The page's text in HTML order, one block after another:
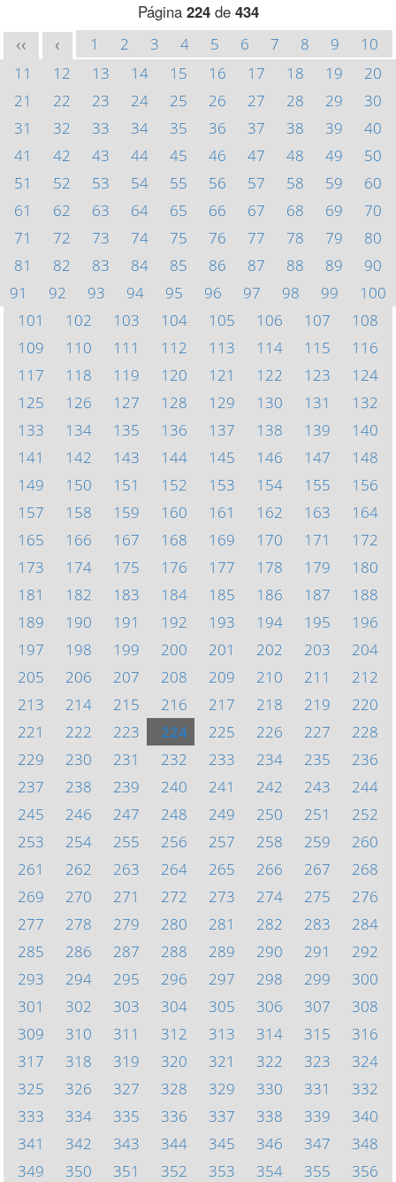
Página 224de 434
<< < 1 2 3 4 5 6 7 8 9
10
11
12 13 14 15 16 17 18 19
20
21
22 23 24 25 26 27 28 29
30
31
32 33 34 35 36 37 38 39
40
41
42 43 44 45 46 47 48 49
50
51
52 53 54 55 56 57 58 59
60
61
62 63 64 65 66 67 68 69
70
71
72 73 74 75 76 77 78 79
80
81
82 83 84 85 86 87 88 89
90
91
92 93 94 95 96 97 98 99
100
101
102 103 104 105 106 107
108
109
110 111 112 113 114 115
116
117
118 119 120 121 122 123
124
125
126 127 128 129 130 131
132
133
134 135 136 137 138 139
140
141
142 143 144 145 146 147
148
149
150 151 152 153 154 155
156
157
158 159 160 161 162 163
164
165
166 167 168 169 170 171
172
173
174 175 176 177 178 179
180
181
182 183 184 185 186 187
188
189
190 191 192 193 194 195
196
197
198 199 200 201 202 203
204
205
206 207 208 209 210 211
212
213
214 215 216 217 218 219
220
221
222 223 224 225 226 227
228
229
230 231 232 233 234 235
236
237
238 239 240 241 242 243
244
245
246 247 248 249 250 251
252
253
254 255 256 257 258 259
260
261
262 263 264 265 266 267
268
269
270 271 272 273 274 275
276
277
278 279 280 281 282 283
284
285
286 287 288 289 290 291
292
293
294 295 296 297 298 299
300
301
302 303 304 305 306 307
308
309
310 311 312 313 314 315
316
317
318 319 320 321 322 323
324
325
326 327 328 329 330 331
332
333
334 335 336 337 338 339
340
341
342 343 344 345 346 347
348
349
350 351 352 353 354 355 356